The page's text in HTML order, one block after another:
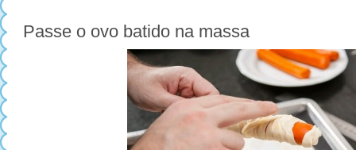
Passe o ovo batido na massa